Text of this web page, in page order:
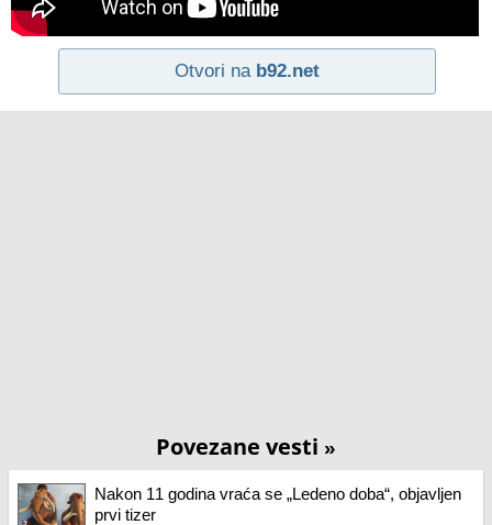
Otvori na b92.net
Povezane vesti »
Nakon 11 godina vraća se „Ledeno doba“, objavljen
prvi tizer